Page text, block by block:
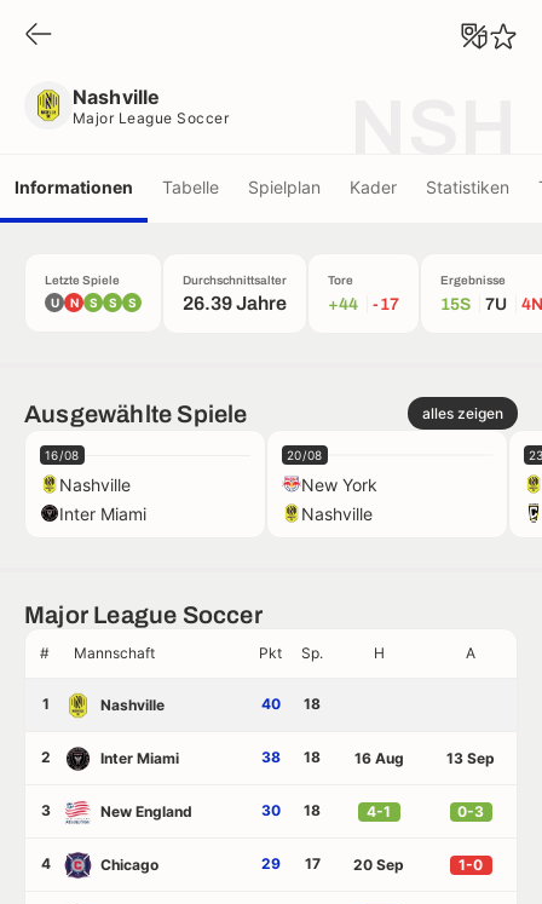
Nashville
Major League Soccer
Informationen Tabelle Spielplan Kader Statistiken
Letzte Spiele
U N S S S
Durchschnittsalter
26.39 Jahre
Tore
+44 -17
Ergebnisse
15S 7U 4N
Ausgewählte Spiele alles zeigen
16/08
Nashville
Inter Miami
20/08
New York
Nashville
Major League Soccer
# Mannschaft Pkt Sp. H A
1 Nashville 40 18
2 Inter Miami 38 18 16 Aug 13 Sep
3 New England 30 18 4-1 0-3
4 Chicago 29 17 20 Sep 1-0